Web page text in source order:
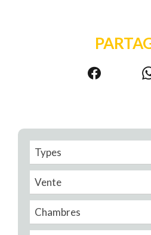
Types
Vente
Chambres